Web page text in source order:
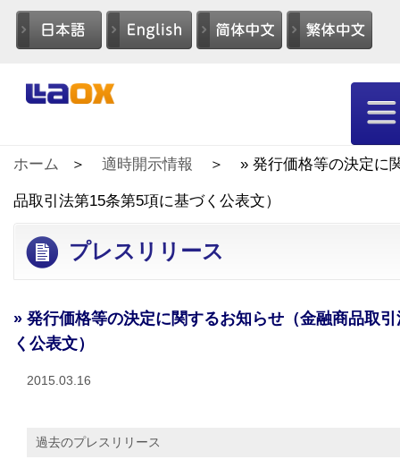
ホーム 適時開示情報 » 発行価格等の決定に
品取引法第15条第5項に基づく公表文）
プレスリリース
» 発行価格等の決定に関するお知らせ（金融商品取
く公表文）
2015.03.16
過去のプレスリリース